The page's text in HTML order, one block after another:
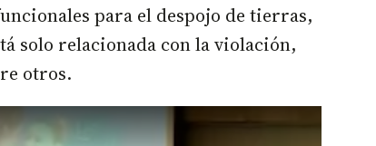
para el despojo de tierras,
solo relacionada con la violación,
otros.